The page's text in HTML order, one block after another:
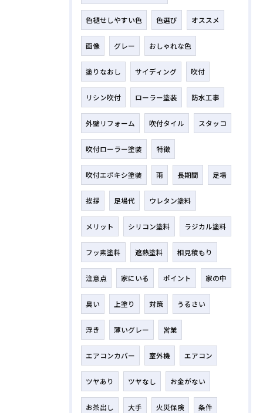
色褪せしやすい色 色選び オススメ
画像 グレー おしゃれな色
塗りなおし サイディング 吹付
リシン吹付 ローラー塗装 防水工事
外壁リフォーム 吹付タイル スタッコ
吹付ローラー塗装 特徴
吹付エポキシ塗装 雨 長期間 足場
挨拶 足場代 ウレタン塗料
メリット シリコン塗料 ラジカル塗料
フッ素塗料 遮熱塗料 相見積もり
注意点 家にいる ポイント 家の中
臭い 上塗り 対策 うるさい
浮き 薄いグレー 営業
エアコンカバー 室外機 エアコン
ツヤあり ツヤなし お金がない
お茶出し 大手 火災保険 条件